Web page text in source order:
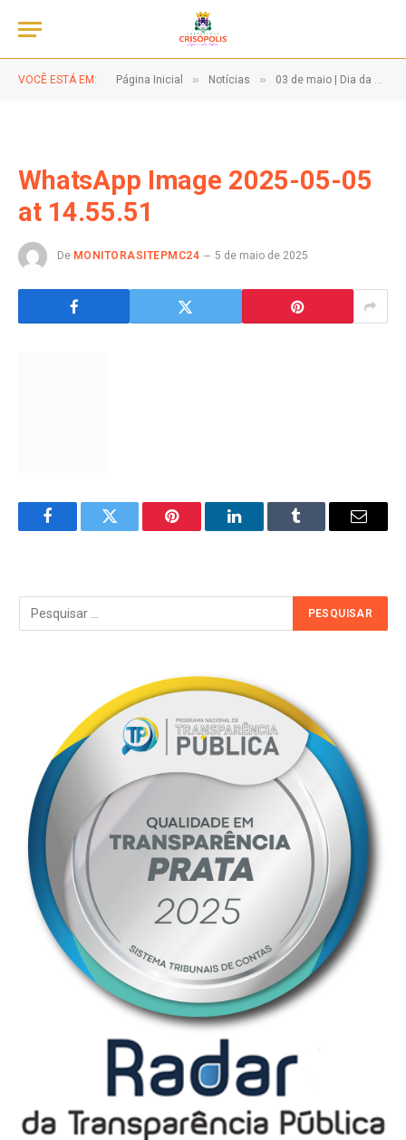
VOCÊ ESTÁ EM: Página Inicial » Notícias » 03 de maio | Dia da Santa Cruz do Gangu!
WhatsApp Image 2025-05-05
at 14.55.51
De MONITORASITEPMC24 5 de maio de 2025
FacebookTwitter Pinterest LinkedInTumblr Email